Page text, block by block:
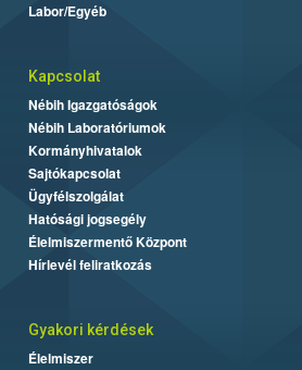
Labor/Egyéb
Kapcsolat
Nébih Igazgatóságok
Nébih Laboratóriumok
Kormányhivatalok
Sajtókapcsolat
Ügyfélszolgálat
Hatósági jogsegély
Élelmiszermentő Központ
Hírlevél feliratkozás
Gyakori kérdések
Élelmiszer